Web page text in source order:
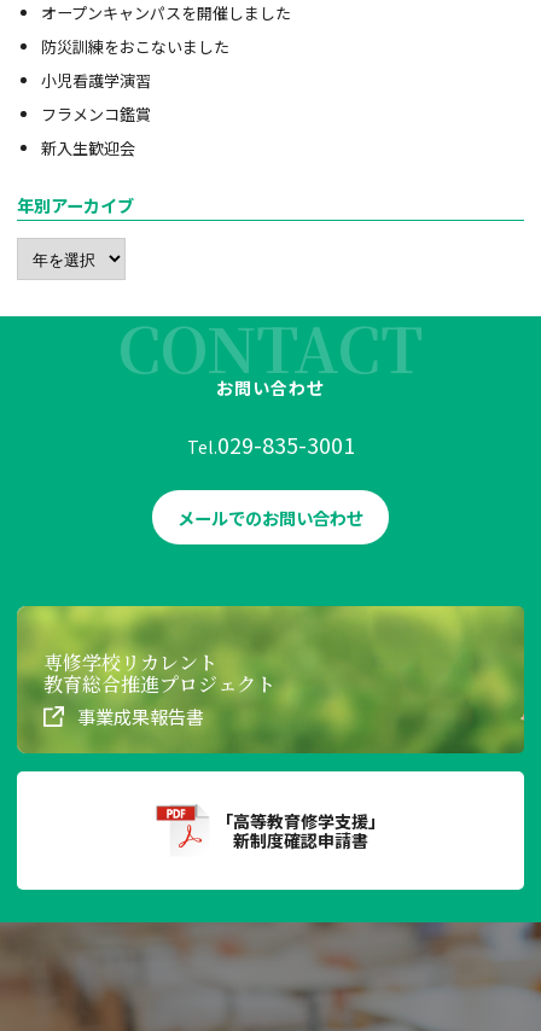
オープンキャンパスを開催しました
防災訓練をおこないました
小児看護学演習
フラメンコ鑑賞
新入生歓迎会
年別アーカイブ
CONTACT
お問い合わせ
メールでのお問い合わせ
Tel.029-835-3001
専修学校リカレント
教育総合推進プロジェクト
事業成果報告書
「高等教育修学支援」
新制度確認申請書